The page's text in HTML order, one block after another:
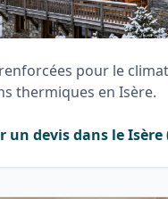
pour le
thermiques en Isère.
un devis dans leIsère